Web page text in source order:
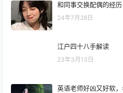
和同事交换配偶的经
24年7月28日
江户四十八手解读
23年3月13日
英语老师好凶又好软